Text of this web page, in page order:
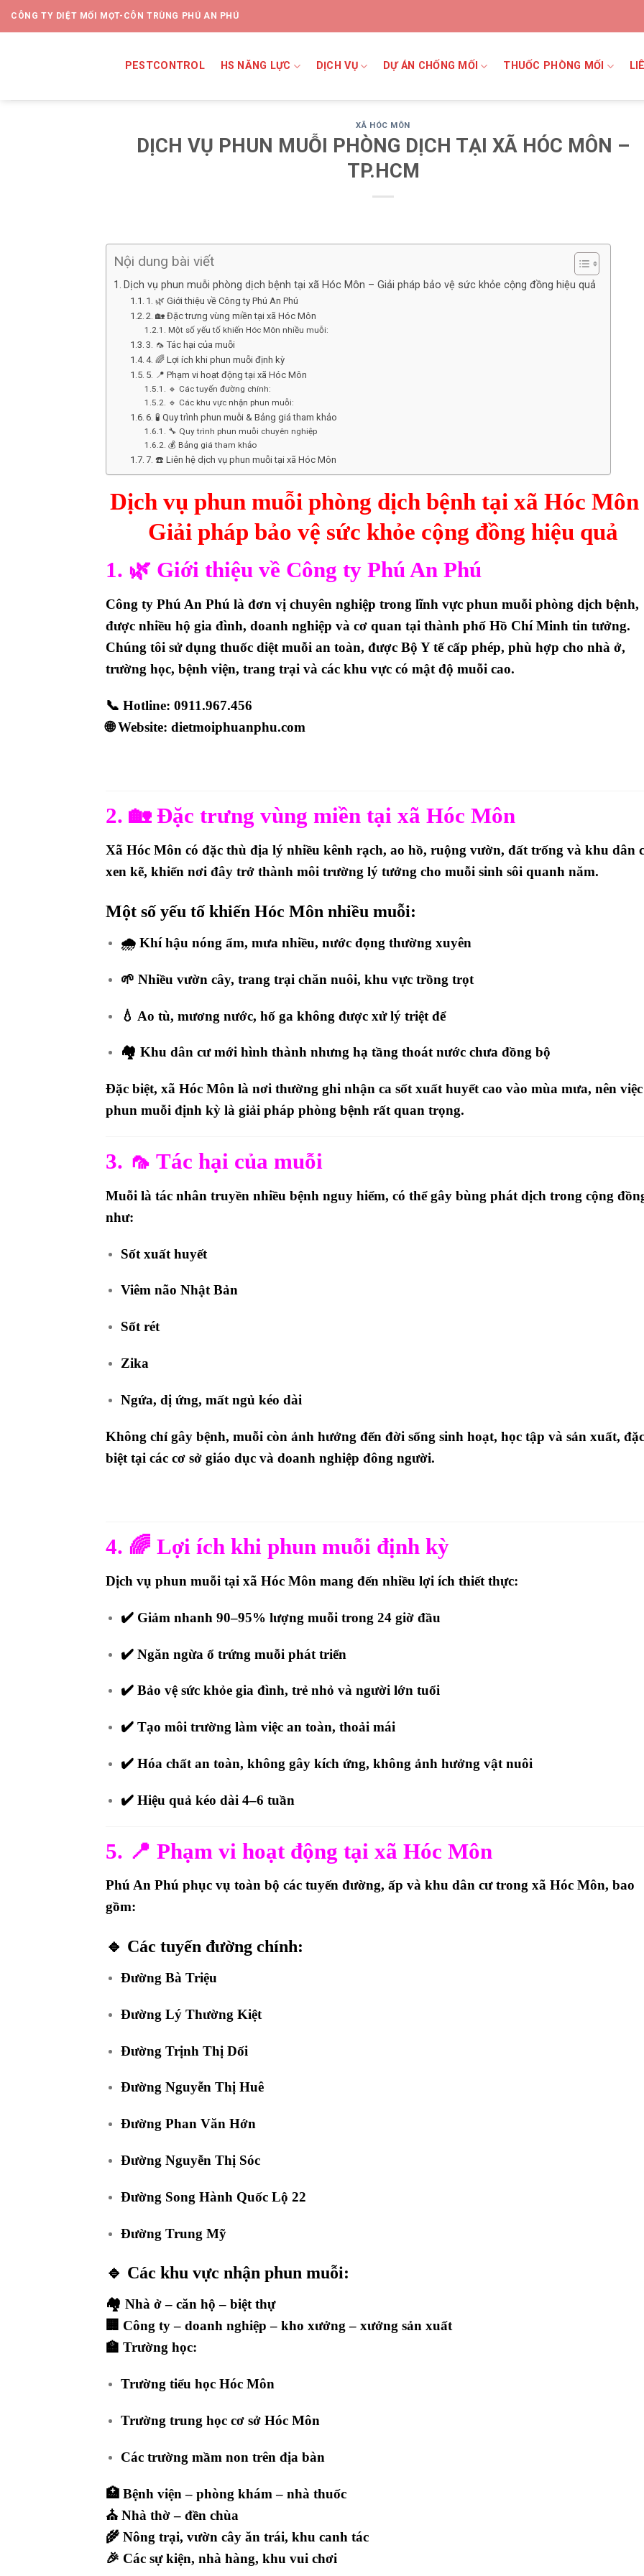
CÔNG TY DIỆT MỐI MỌT-CÔN TRÙNG PHÚ AN PHÚ
PESTCONTROL HS NĂNG LỰC DỊCH VỤ DỰ ÁN CHỐNG MỐI THUỐC PHÒNG MỐI
XÃ HÓC MÔN
DỊCH VỤ PHUN MUỖI PHÒNG DỊCH TẠI XÃ HÓC MÔN –
TP.HCM
Nội dung bài viết
Dịch vụ phun muỗi phòng dịch bệnh tại xã Hóc Môn – Giải pháp bảo vệ sức khỏe cộng đồng hiệu quả
1. 🌿 Giới thiệu về Công ty Phú An Phú
2. 🏡 Đặc trưng vùng miền tại xã Hóc Môn
Một số yếu tố khiến Hóc Môn nhiều muỗi:
3. 🦟 Tác hại của muỗi
4. 🌈 Lợi ích khi phun muỗi định kỳ
5. 📍 Phạm vi hoạt động tại xã Hóc Môn
🔹 Các tuyến đường chính:
🔹 Các khu vực nhận phun muỗi:
6. 🧪 Quy trình phun muỗi & Bảng giá tham khảo
🔧 Quy trình phun muỗi chuyên nghiệp
💰 Bảng giá tham khảo
7. ☎️ Liên hệ dịch vụ phun muỗi tại xã Hóc Môn
Dịch vụ phun muỗi phòng dịch bệnh tại xã Hóc Môn
Giải pháp bảo vệ sức khỏe cộng đồng hiệu quả
1. 🌿 Giới thiệu về Công ty Phú An Phú
Công ty Phú An Phú là đơn vị chuyên nghiệp trong lĩnh vực phun muỗi phòng dịch bệnh,
được nhiều hộ gia đình, doanh nghiệp và cơ quan tại thành phố Hồ Chí Minh tin tưởng.
Chúng tôi sử dụng thuốc diệt muỗi an toàn, được Bộ Y tế cấp phép, phù hợp cho nhà ở,
trường học, bệnh viện, trang trại và các khu vực có mật độ muỗi cao.
📞 Hotline: 0911.967.456
🌐Website: dietmoiphuanphu.com
2. 🏡 Đặc trưng vùng miền tại xã Hóc Môn
Xã Hóc Môn có đặc thù địa lý nhiều kênh rạch, ao hồ, ruộng vườn, đất trống và khu dân
xen kẽ, khiến nơi đây trở thành môi trường lý tưởng cho muỗi sinh sôi quanh năm.
Một số yếu tố khiến Hóc Môn nhiều muỗi:
🌧 Khí hậu nóng ẩm, mưa nhiều, nước đọng thường xuyên
🌱 Nhiều vườn cây, trang trại chăn nuôi, khu vực trồng trọt
💧 Ao tù, mương nước, hố ga không được xử lý triệt để
🏘 Khu dân cư mới hình thành nhưng hạ tầng thoát nước chưa đồng bộ
Đặc biệt, xã Hóc Môn là nơi thường ghi nhận ca sốt xuất huyết cao vào mùa mưa, nên việc
phun muỗi định kỳ là giải pháp phòng bệnh rất quan trọng.
3. 🦟 Tác hại của muỗi
Muỗi là tác nhân truyền nhiều bệnh nguy hiểm, có thể gây bùng phát dịch trong cộng
như:
Sốt xuất huyết
Viêm não Nhật Bản
Sốt rét
Zika
Ngứa, dị ứng, mất ngủ kéo dài
Không chỉ gây bệnh, muỗi còn ảnh hưởng đến đời sống sinh hoạt, học tập và sản xuất, đặc
biệt tại các cơ sở giáo dục và doanh nghiệp đông người.
4. 🌈 Lợi ích khi phun muỗi định kỳ
Dịch vụ phun muỗi tại xã Hóc Môn mang đến nhiều lợi ích thiết thực:
✔️ Giảm nhanh 90–95% lượng muỗi trong 24 giờ đầu
✔️ Ngăn ngừa ổ trứng muỗi phát triển
✔️ Bảo vệ sức khỏe gia đình, trẻ nhỏ và người lớn tuổi
✔️ Tạo môi trường làm việc an toàn, thoải mái
✔️ Hóa chất an toàn, không gây kích ứng, không ảnh hưởng vật nuôi
✔️ Hiệu quả kéo dài 4–6 tuần
5. 📍 Phạm vi hoạt động tại xã Hóc Môn
Phú An Phú phục vụ toàn bộ các tuyến đường, ấp và khu dân cư trong xã Hóc Môn, bao
gồm:
🔹 Các tuyến đường chính:
Đường Bà Triệu
Đường Lý Thường Kiệt
Đường Trịnh Thị Dối
Đường Nguyễn Thị Huê
Đường Phan Văn Hớn
Đường Nguyễn Thị Sóc
Đường Song Hành Quốc Lộ 22
Đường Trung Mỹ
🔹 Các khu vực nhận phun muỗi:
🏘 Nhà ở – căn hộ – biệt thự
🏢 Công ty – doanh nghiệp – kho xưởng – xưởng sản xuất
🏫 Trường học:
Trường tiểu học Hóc Môn
Trường trung học cơ sở Hóc Môn
Các trường mầm non trên địa bàn
🏥 Bệnh viện – phòng khám – nhà thuốc
⛪ Nhà thờ – đền chùa
🌾 Nông trại, vườn cây ăn trái, khu canh tác
🎉 Các sự kiện, nhà hàng, khu vui chơi